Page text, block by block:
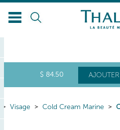
$ 84.50
Visage Cold Cream Marine